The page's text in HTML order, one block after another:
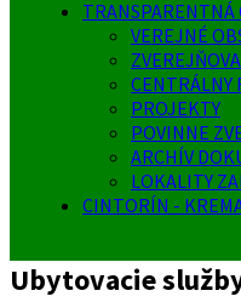
TRANSPARENTNÁ
VEREJNÉ
CENTRÁLNY
PROJEKTY
POVINNE
ARCHÍV
LOKALITY
CINTORÍN -
Ubytovacie